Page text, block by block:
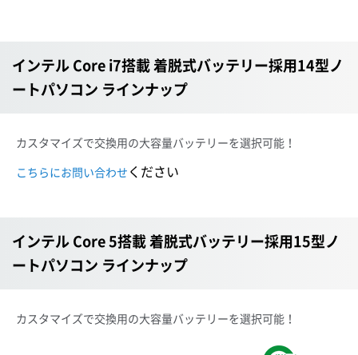
インテル Core i7搭載 着脱式バッテリー採用14型ノ
ートパソコン ラインナップ
カスタマイズで交換用の大容量バッテリーを選択可能！
こちらにお問い合わせ ください
インテル Core 5搭載 着脱式バッテリー採用15型ノ
ートパソコン ラインナップ
カスタマイズで交換用の大容量バッテリーを選択可能！